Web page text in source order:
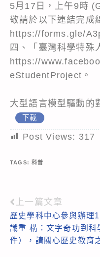
5月17日，上午9時
敬請於以下連結完成
https://forms.gle/
四、「臺灣科學特殊
https://
eStudentProject。
大型語言模型驅動的
下載
Post Views: 317
TAGS:科普
Read
more
articles
上一篇文章
歷史學科中心參與辦理
識重 構：文字奇功到
件），請關心歷史教育